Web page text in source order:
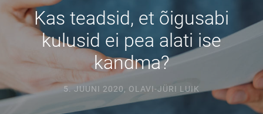
Kas teadsid, et õigusabi
kulusid ei pea alati ise
kandma?
5. JUUNI 2020, OLAVI-JÜRI LUIK